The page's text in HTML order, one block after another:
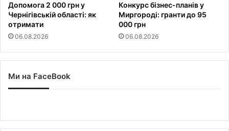
Допомога 2 000 грн у
Чернігівській області: як
отримати
06.08.2026
Конкурс бізнес-планів у
Миргороді: гранти до 95
000 грн
06.08.2026
Ми на FaceBook